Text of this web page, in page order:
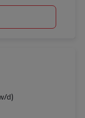
d)